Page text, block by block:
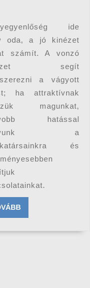
ide
oda, a jó kinézet
számít. A vonzó
segít
a vágyott
ha attraktívnak
magunkat,
hatással
a
és
TOVÁBB